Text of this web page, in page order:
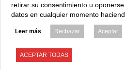
881 |Política de privacidad|Aviso
retirar su consentimiento u
datos en cualquier momento
Leer más Rechazar Aceptar
ACEPTAR TODAS